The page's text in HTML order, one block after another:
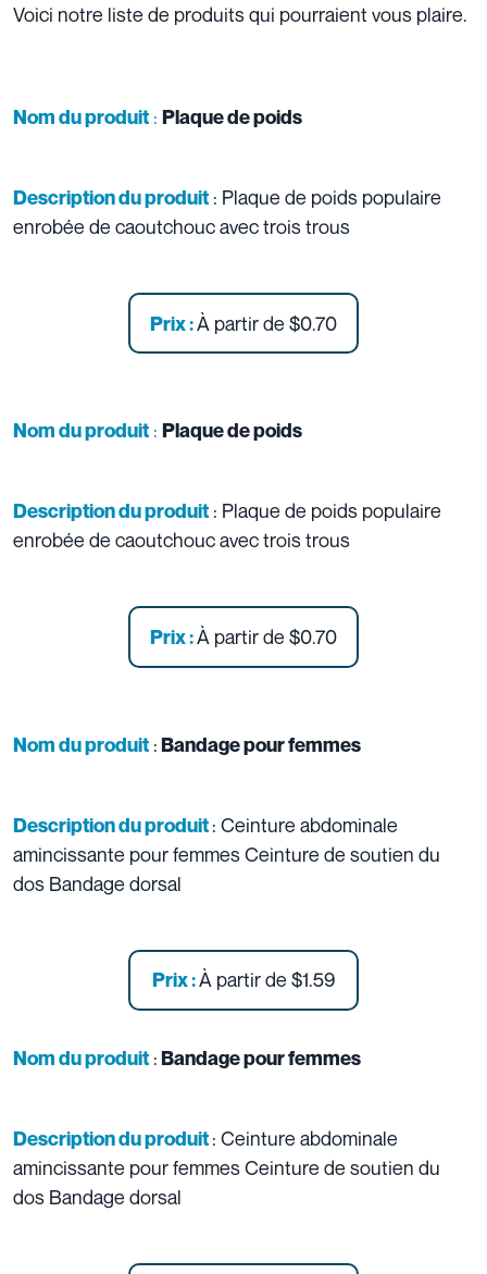
Voici notre liste de produits qui pourraient vous plaire.
Nom du produit : Plaque de poids
Description du produit : Plaque de poids populaire
enrobée de caoutchouc avec trois trous
Prix :À partir de $0.70
Nom du produit : Plaque de poids
Description du produit : Plaque de poids populaire
enrobée de caoutchouc avec trois trous
Prix :À partir de $0.70
Nom du produit :Bandage pour femmes
Description du produit: Ceinture abdominale
amincissante pour femmes Ceinture de soutien du
dos Bandage dorsal
Prix :À partir de $1.59
Nom du produit :Bandage pour femmes
Description du produit: Ceinture abdominale
amincissante pour femmes Ceinture de soutien du
dos Bandage dorsal